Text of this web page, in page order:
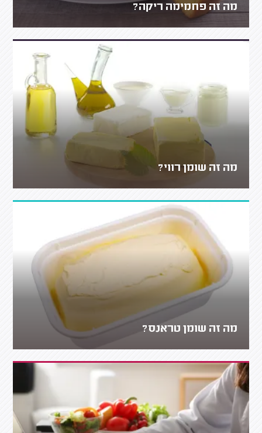
מה זה פחמימה ריקה?
מה זה שומן רווי?
מה זה שומן טראנס?